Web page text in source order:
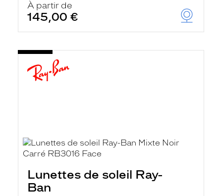
À partir de
145,00 €
Lunettes de soleil Ray-
Ban